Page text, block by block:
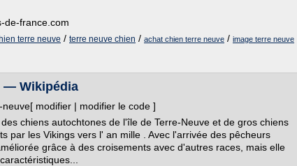
de-france.com
terre neuve / terre neuve chien / achat chien terre neuve / image terre neuve
— Wikipédia
modifier | modifier le code ]
chiens autochtones de l'île de Terre-Neuve et de gros chiens
par les Vikings vers l' an mille . Avec l'arrivée des pêcheurs
grâce à des croisements avec d'autres races, mais elle